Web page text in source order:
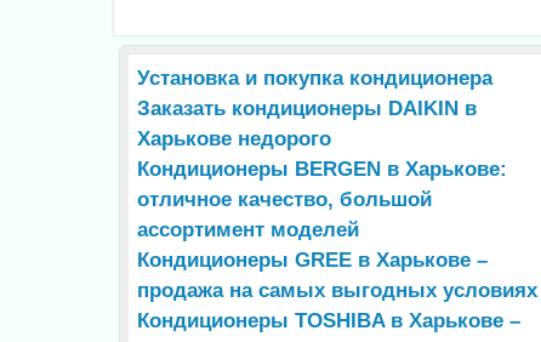
Установка и покупка кондиционера
Заказать кондиционеры DAIKIN в
Харькове недорого
Кондиционеры BERGEN в Харькове:
отличное качество, большой
ассортимент моделей
Кондиционеры GREE в Харькове –
продажа на самых выгодных условиях
Кондиционеры TOSHIBA в Харькове –